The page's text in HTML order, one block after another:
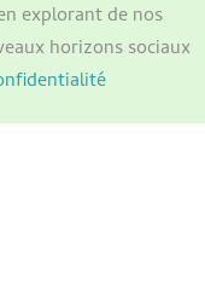
explorant de nos
horizons sociaux